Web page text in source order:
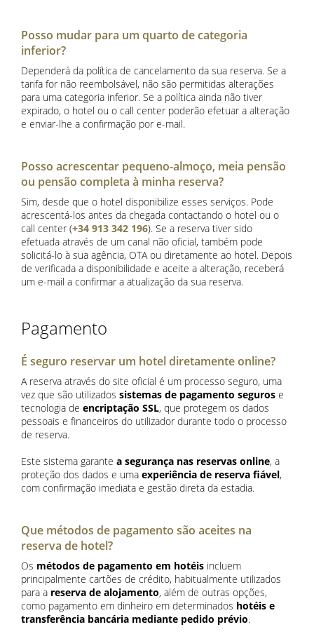
Posso mudar para um quarto de categoria
inferior?
Dependerá da política de cancelamento da sua reserva. Se a
tarifa for não reembolsável, não são permitidas alterações
para uma categoria inferior. Se a política ainda não tiver
expirado, o hotel ou o call center poderão efetuar a alteração
e enviar-lhe a confirmação por e-mail.
Posso acrescentar pequeno-almoço, meia pensão
ou pensão completa à minha reserva?
Sim, desde que o hotel disponibilize esses serviços. Pode
acrescentá-los antes da chegada contactando o hotel ou o
call center (+34 913 342 196). Se a reserva tiver sido
efetuada através de um canal não oficial, também pode
solicitá-lo à sua agência, OTA ou diretamente ao hotel. Depois
de verificada a disponibilidade e aceite a alteração, receberá
um e-mail a confirmar a atualização da sua reserva.
Pagamento
É seguro reservar um hotel diretamente online?
A reserva através do site oficial é um processo seguro, uma
vez que são utilizados sistemas de pagamento seguros e
tecnologia de encriptação SSL, que protegem os dados
pessoais e financeiros do utilizador durante todo o processo
de reserva.
Este sistema garante a segurança nas reservas online, a
proteção dos dados e uma experiência de reserva fiável,
com confirmação imediata e gestão direta da estadia.
Que métodos de pagamento são aceites na
reserva de hotel?
Os métodos de pagamento em hotéis incluem
principalmente cartões de crédito, habitualmente utilizados
para a reserva de alojamento, além de outras opções,
como pagamento em dinheiro em determinados hotéis e
transferência bancária mediante pedido prévio.